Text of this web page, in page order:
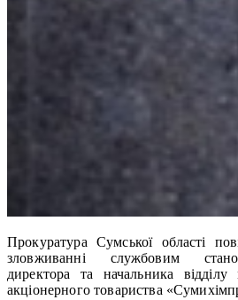
Прокуратура Сумської області
зловживанні службовим
директора та начальника відділу
акціонерного товариства